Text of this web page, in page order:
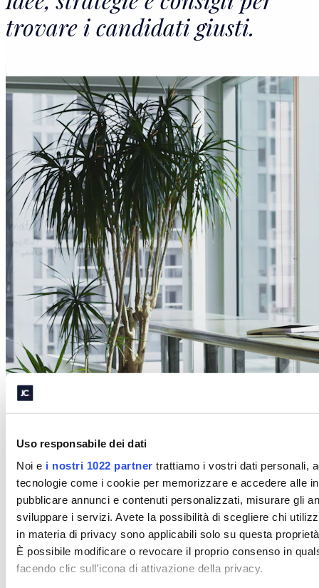
Uso responsabile dei dati
Noi e i nostri 1022 partner trattiamo i vostri dati personali,
tecnologie come i cookie per memorizzare e accedere alle
pubblicare annunci e contenuti personalizzati, misurare gli
sviluppare i servizi. Avete la possibilità di scegliere chi
in materia di privacy sono applicabili solo su questa
È possibile modificare o revocare il proprio consenso in
facendo clic sull'icona di attivazione della privacy.
trovare i candidati giusti.
Come scrivere un annuncio di lavoro efficace
Le sei sezioni di un annuncio che attira le candidature giuste, con
esempio prima e dopo.
LEGGI L'ARTICOLO